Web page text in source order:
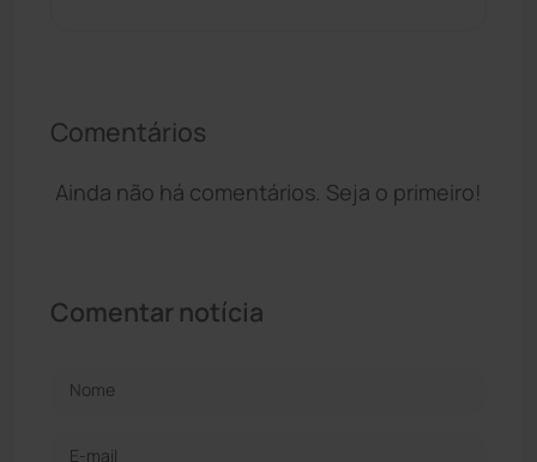
Comentários
Ainda não há comentários. Seja o primeiro!
Comentar notícia